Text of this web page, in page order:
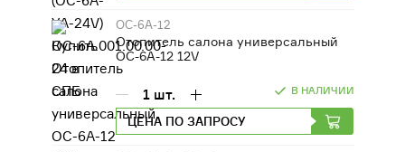
ОС-6А-12
Отопитель салона универсальный
ОС-6А-12 12V
В НАЛИЧИИ
1 шт.
ЦЕНА ПО ЗАПРОСУ